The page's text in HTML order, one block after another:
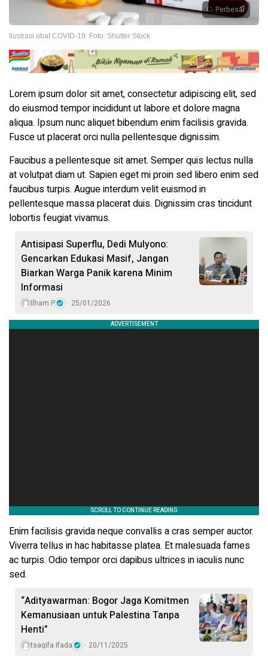
Perbesar
Ilustrasi obat COVID-19. Foto: Shutter Stock
Lorem ipsum dolor sit amet, consectetur adipiscing elit, sed
do eiusmod tempor incididunt ut labore et dolore magna
aliqua. Ipsum nunc aliquet bibendum enim facilisis gravida.
Fusce ut placerat orci nulla pellentesque dignissim.
Faucibus a pellentesque sit amet. Semper quis lectus nulla
at volutpat diam ut. Sapien eget mi proin sed libero enim sed
faucibus turpis. Augue interdum velit euismod in
pellentesque massa placerat duis. Dignissim cras tincidunt
lobortis feugiat vivamus.
Antisipasi Superflu, Dedi Mulyono:
Gencarkan Edukasi Masif, Jangan
Biarkan Warga Panik karena Minim
Informasi
Ilham P 25/01/2026
Enim facilisis gravida neque convallis a cras semper auctor.
Viverra tellus in hac habitasse platea. Et malesuada fames
ac turpis. Odio tempor orci dapibus ultrices in iaculis nunc
sed.
“Adityawarman: Bogor Jaga Komitmen
Kemanusiaan untuk Palestina Tanpa
Henti”
tsaqifa Ifada 20/11/2025